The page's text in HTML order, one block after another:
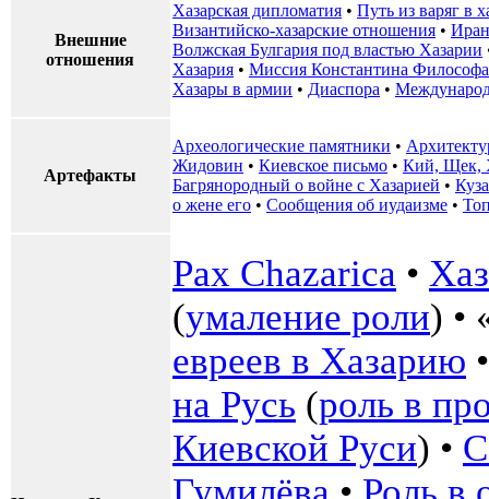
Внешние
отношения
Хазарская дипломатия • Путь из варяг в
Византийско-хазарские отношения •
Волжская Булгария под властью Хазарии
Хазария • Миссия Константина Философа
Хазары в армии • Диаспора •
Артефакты
Археологические памятники •
Жидовин • Киевское письмо • Кий, Щек,
Багрянородный о войне с Хазарией •
о жене его • Сообщения об иудаизме •
Pax Chazarica •
(умаление роли) •
евреев в Хазарию
на Русь (роль в
Киевской Руси) •